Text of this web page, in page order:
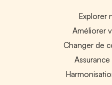
Explorer
Améliorer
Changer de